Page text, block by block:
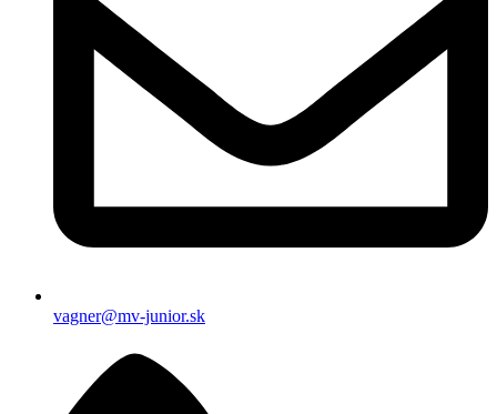
vagner@mv-junior.sk